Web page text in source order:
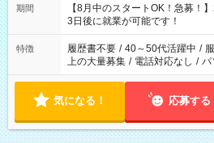
「できれば残業はしたくない」
ね。 ※Wワーク希望の方へ 今ご覧のお仕事で希望する勤務時間
と、もう1つのお仕事の勤務時間
合は応募できません。
期間
【8月中のスタートOK！急募
3日後に就業が可能です！
特徴 履歴書不要 / 40～50代活躍中 /
上の大量募集 / 電話対応なし / パ
気になる！ 応募する